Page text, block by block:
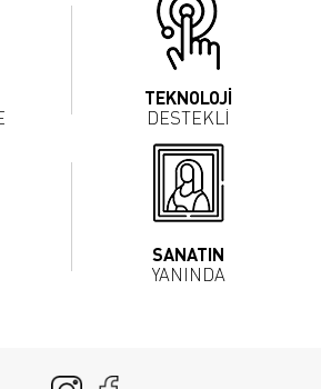
TEKNOLOJİ
DESTEKLİ
SANATIN
YANINDA